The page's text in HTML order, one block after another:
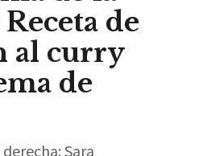
de
al curry
de
Sara